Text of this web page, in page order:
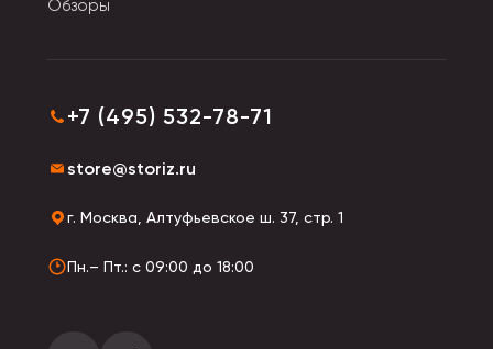
Обзоры
+7 (495) 532-78-71
store@storiz.ru
г. Москва, Алтуфьевское ш. 37, стр. 1
Пн.– Пт.: с 09:00 до 18:00